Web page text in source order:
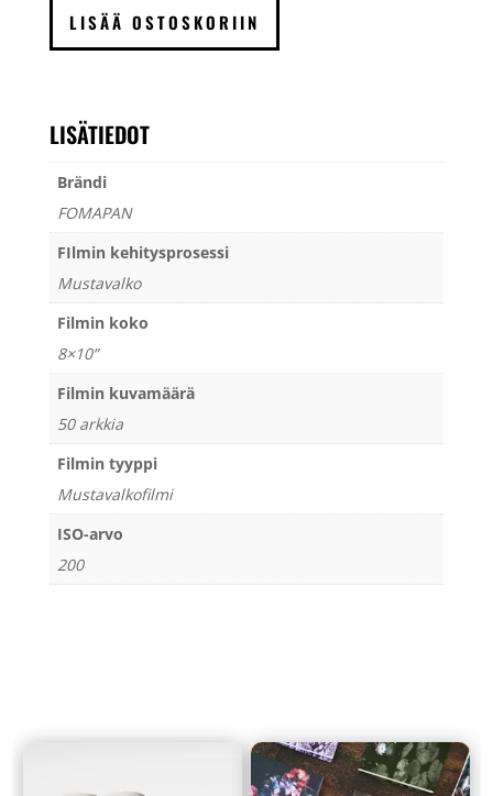
200
Creative
50
arkkia
määrä
LISÄÄ OSTOSKORIIN
LISÄTIEDOT
Brändi
FOMAPAN
FIlmin kehitysprosessi
Mustavalko
Filmin koko
8×10”
Filmin kuvamäärä
50 arkkia
Filmin tyyppi
Mustavalkofilmi
ISO-arvo
200